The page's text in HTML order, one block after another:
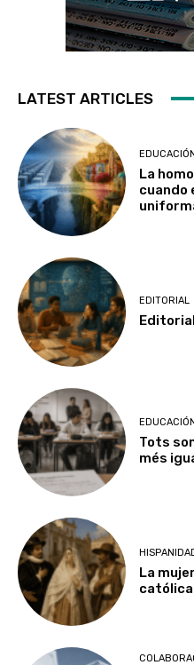
LATEST ARTICLES
EDUCACIÓN
La
cuando
EDITORIAL
EDUCACIÓN
Tots
més
La
católica